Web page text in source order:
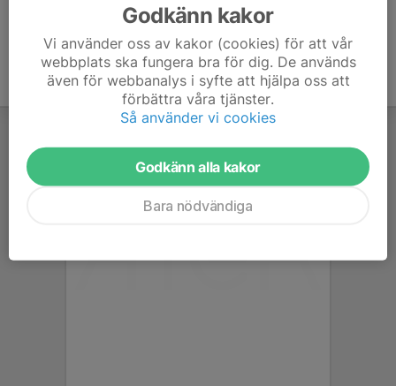
Godkänn kakor
Vi använder oss av kakor (cookies) för att vår
webbplats ska fungera bra för dig. De används
även för webbanalys i syfte att hjälpa oss att
förbättra våra tjänster.
Så använder vi cookies
Godkänn alla kakor
Bara nödvändiga